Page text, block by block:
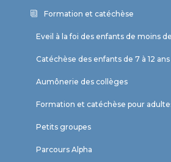
Formation et catéchèse
Eveil à la foi des enfants de moins
Catéchèse des enfants de 7 à 12 ans
Aumônerie des collèges
Formation et catéchèse pour
Petits groupes
Parcours Alpha